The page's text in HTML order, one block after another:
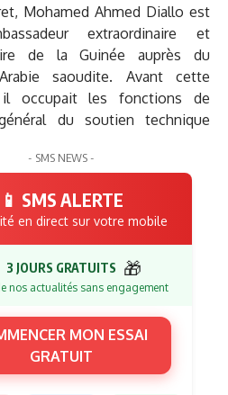
Mohamed Ahmed Diallo est
extraordinaire et
de la Guinée auprès du
saoudite. Avant cette
il occupait les fonctions de
du soutien technique
- SMS NEWS -
📱 SMS ALERTE
en direct sur votre mobile
3 JOURS GRATUITS 🎁
nos actualités sans engagement
MON ESSAI
GRATUIT